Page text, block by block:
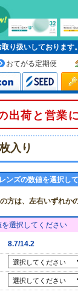
取り扱いしております
おてがる定期便
出荷と営業
入り
ンズの数値を選択し
方は、左右いずれか
を選択してください
8.7/14.2